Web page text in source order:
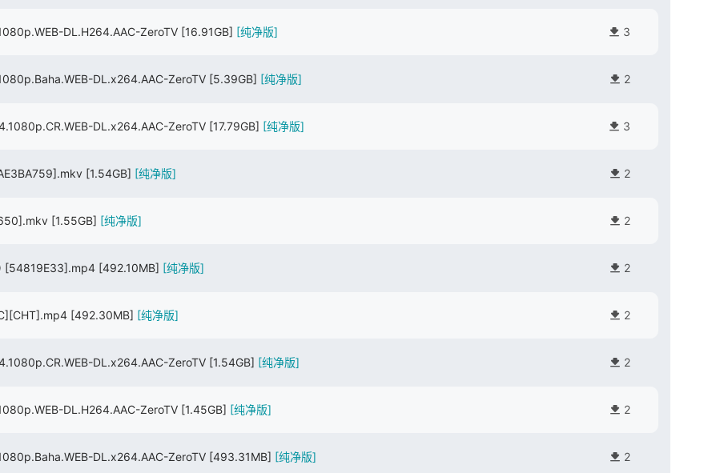
DL.H264.AAC-ZeroTV [16.91GB] [纯净版] 3
DL.x264.AAC-ZeroTV [5.39GB] [纯净版] 2
DL.x264.AAC-ZeroTV [17.79GB] [纯净版] 3
[1.54GB] [纯净版] 2
[1.55GB] [纯净版] 2
[54819E33].mp4 [492.10MB] [纯净版] 2
[492.30MB] [纯净版] 2
DL.x264.AAC-ZeroTV [1.54GB] [纯净版] 2
DL.H264.AAC-ZeroTV [1.45GB] [纯净版] 2
DL.x264.AAC-ZeroTV [493.31MB] [纯净版] 2